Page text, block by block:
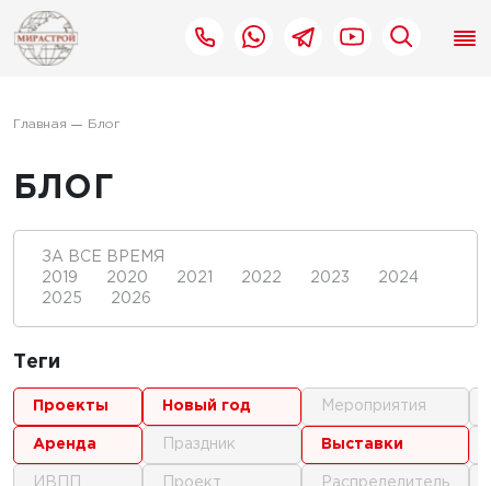
Главная Блог
БЛОГ
ЗА ВСЕ ВРЕМЯ
2019
2020 2021 2022 2023
2024
2025
2026
Теги
проекты
аренда
ИВПП
новый год
праздник
проект
мероприятия
выставки
распределитель